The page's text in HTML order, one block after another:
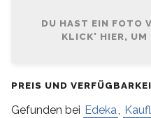
DU HAST EIN FOTO
KLICK' HIER, UM
PREIS UND
Gefunden bei Edeka,